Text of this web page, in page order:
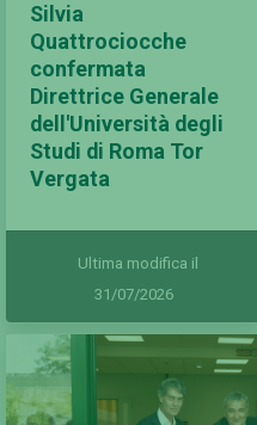
Silvia
Quattrociocche
confermata
Direttrice Generale
dell'Università degli
Studi di Roma Tor
Vergata
Ultima modifica il
31/07/2026